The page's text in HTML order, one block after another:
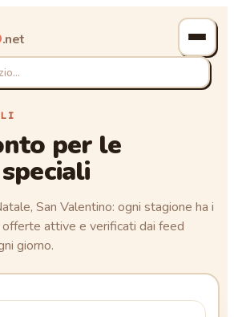
.net
per le
San Valentino: ogni stagione ha i
offerte attive e verificati dai feed
giorno.